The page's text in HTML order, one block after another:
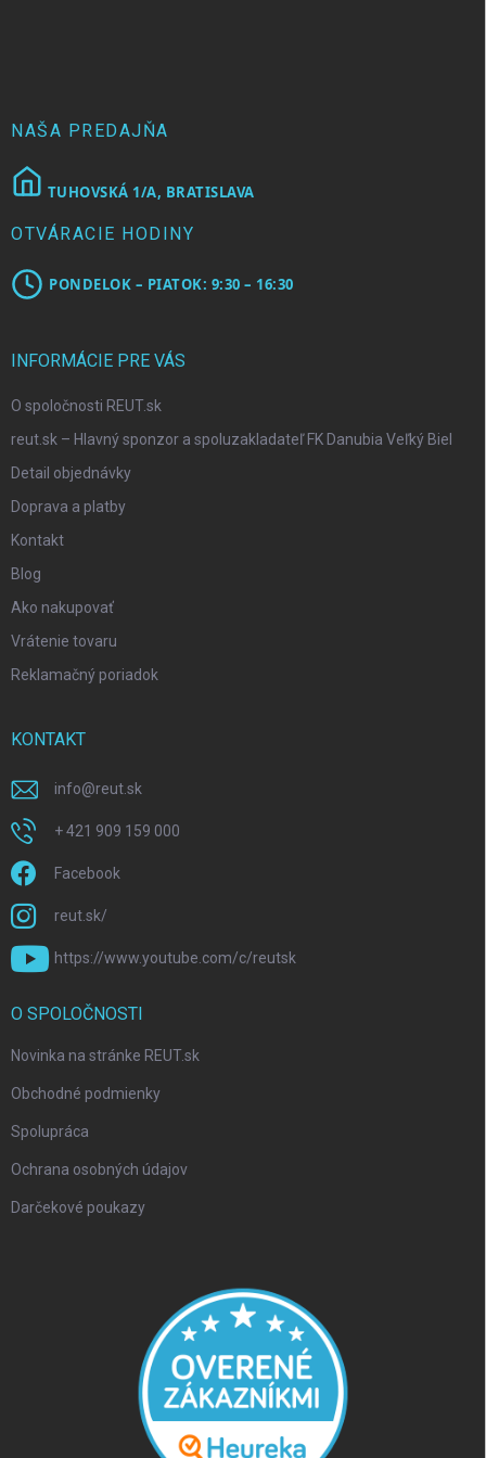
NAŠA PREDAJŇA
TUHOVSKÁ 1/A, BRATISLAVA
OTVÁRACIE HODINY
PONDELOK – PIATOK: 9:30 – 16:30
INFORMÁCIE PRE VÁS
O spoločnosti REUT.sk
reut.sk – Hlavný sponzor a spoluzakladateľ FK Danubia Veľký Biel
Detail objednávky
Doprava a platby
Kontakt
Blog
Ako nakupovať
Vrátenie tovaru
Reklamačný poriadok
KONTAKT
info@reut.sk
+ 421 909 159 000
Facebook
reut.sk/
https://www.youtube.com/c/reutsk
O SPOLOČNOSTI
Novinka na stránke REUT.sk
Obchodné podmienky
Spolupráca
Ochrana osobných údajov
Darčekové poukazy